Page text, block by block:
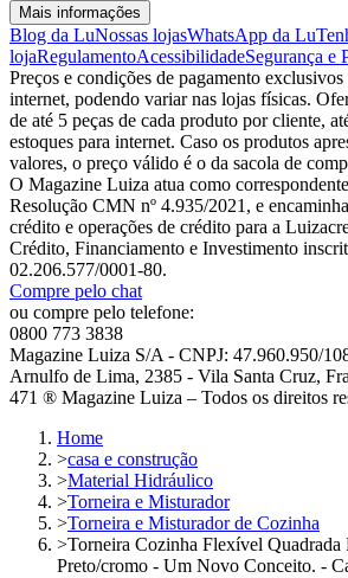
Mais informações
Blog da LuNossas lojasWhatsApp da Lu
lojaRegulamentoAcessibilidadeSegurança e
Preços e condições de pagamento
internet, podendo variar nas lojas físicas.
de até 5 peças de cada produto por cliente,
estoques para internet. Caso os produtos
valores, o preço válido é o da sacola de
O Magazine Luiza atua como
Resolução CMN nº 4.935/2021, e
crédito e operações de crédito para a
Crédito, Financiamento e Investimento
02.206.577/0001-80.
Compre pelo chat
ou compre pelo telefone:
0800 773 3838
Magazine Luiza S/A - CNPJ: 47.960.950/
Arnulfo de Lima, 2385 - Vila Santa Cruz,
471 ® Magazine Luiza – Todos os direitos
Home
>casa e construção
>Material Hidráulico
>Torneira e Misturador
>Torneira e Misturador de Cozinha
>Torneira Cozinha Flexível Quadrada
Preto/cromo - Um Novo Conceito. -